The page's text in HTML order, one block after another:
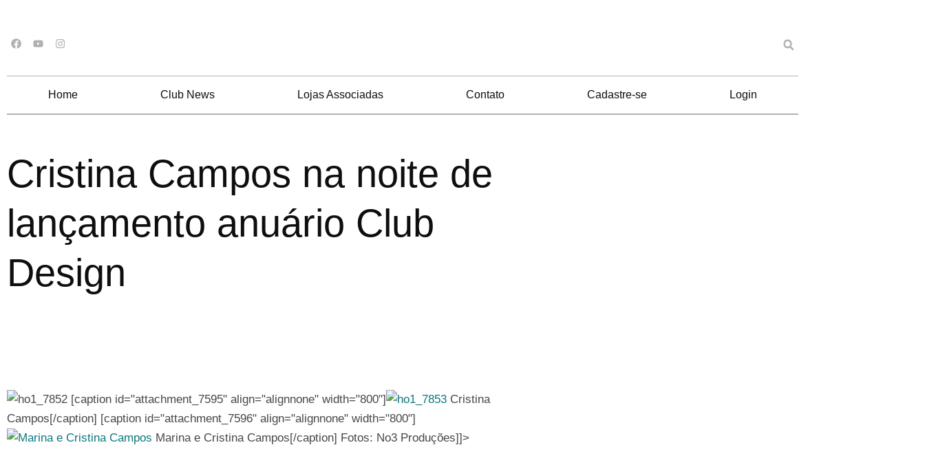
Home Club News Lojas Associadas Contato Cadastre-se Login
Cristina Campos na noite de
lançamento anuário Club
Design
[caption id="attachment_7595" align="alignnone" width="800"]
Cristina
Campos[/caption] [caption id="attachment_7596" align="alignnone" width="800"]
Marina e Cristina Campos[/caption] Fotos: No3 Produções]]>